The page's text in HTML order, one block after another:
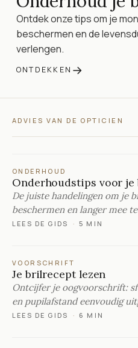
Ontdek onze tips om je
beschermen en de
verlengen.
ONTDEKKEN →
ADVIES VAN DE OPTICIEN
ONDERHOUD
Onderhoudstips voor je
De juiste handelingen om je
beschermen en langer mee
LEES DE GIDS · 5 MIN
VOORSCHRIFT
Je brilrecept lezen
Ontcijfer je oogvoorschrift:
en pupilafstand eenvoudig
LEES DE GIDS · 6 MIN